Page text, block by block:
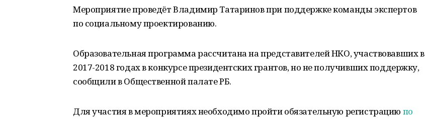
Мероприятие проведёт Владимир Татаринов при поддержке команды экспертов
по социальному проектированию.
Образовательная программа рассчитана на представителей НКО, участвовавших в
2017-2018 годах в конкурсе президентских грантов, но не получивших поддержку,
сообщили в Общественной палате РБ.
Для участия в мероприятиях необходимо пройти обязательную регистрацию по